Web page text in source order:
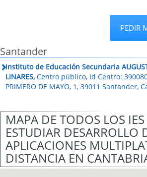
PEDIR
Santander
Instituto de Educación Secundaria
LINARES, Centro público, Id Centro:
PRIMERO DE MAYO, 1, 39011 Santander,
MAPA DE TODOS LOS
ESTUDIAR DESARROLLO
APLICACIONES
DISTANCIA EN